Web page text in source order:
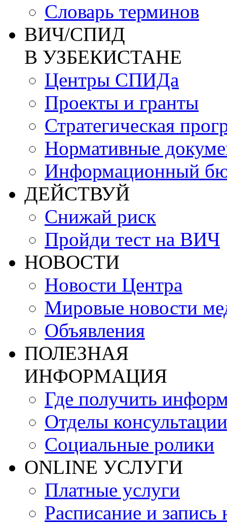
Словарь терминов
ВИЧ/СПИД
В УЗБЕКИСТАНЕ
Центры СПИДа
Проекты и гранты
Стратегическая
Нормативные
Информационный
ДЕЙСТВУЙ
Снижай риск
Пройди тест на ВИЧ
НОВОСТИ
Новости Центра
Мировые новости
Объявления
ПОЛЕЗНАЯ
ИНФОРМАЦИЯ
Где получить
Отделы консультации
Социальные ролики
ONLINE УСЛУГИ
Платные услуги
Расписание и запись